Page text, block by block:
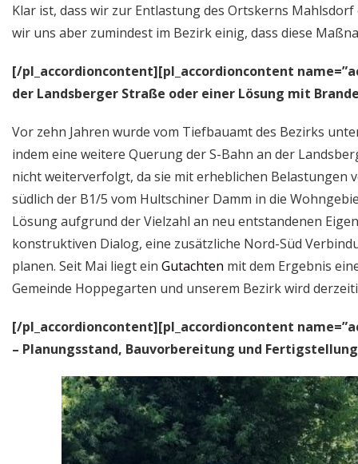
Klar ist, dass wir zur Entlastung des Ortskerns
wir uns aber zumindest im Bezirk einig, dass diese
[/pl_accordioncontent][pl_accordioncontent
der Landsberger Straße oder einer Lösung mit
Vor zehn Jahren wurde vom Tiefbauamt des Bezirks
indem eine weitere Querung der S-Bahn an der
nicht weiterverfolgt, da sie mit erheblichen Belastungen
südlich der B1/5 vom Hultschiner Damm in die
Lösung aufgrund der Vielzahl an neu entstandenen
konstruktiven Dialog, eine zusätzliche Nord-Süd
planen. Seit Mai liegt ein Gutachten mit dem Ergebnis
Gemeinde Hoppegarten und unserem Bezirk wird
[/pl_accordioncontent][pl_accordioncontent
– Planungsstand, Bauvorbereitung und